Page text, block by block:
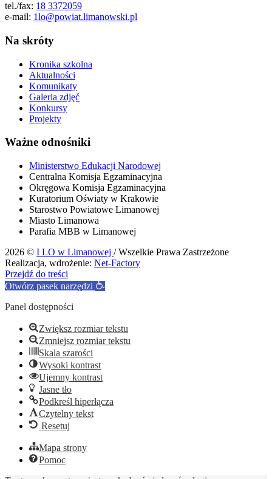
tel./fax: 18 3372059
e-mail: 1lo@powiat.limanowski.pl
Na skróty
Kronika szkolna
Aktualności
Komunikaty
Galeria zdjęć
Konkursy
Projekty
Ważne odnośniki
Ministerstwo Edukacji Narodowej
Centralna Komisja Egzaminacyjna
Okręgowa Komisja Egzaminacyjna
Kuratorium Oświaty w Krakowie
Starostwo Powiatowe Limanowej
Miasto Limanowa
Parafia MBB w Limanowej
2026 © I LO w Limanowej / Wszelkie Prawa Zastrzeżone
Realizacja, wdrożenie: Net-Factory
Przejdź do treści
Otwórz pasek narzędzi
Panel dostępności
Zwiększ rozmiar tekstu
Zmniejsz rozmiar tekstu
Skala szarości
Wysoki kontrast
Ujemny kontrast
Jasne tło
Podkreśl hiperłącza
Czytelny tekst
Resetuj
Mapa strony
Pomoc